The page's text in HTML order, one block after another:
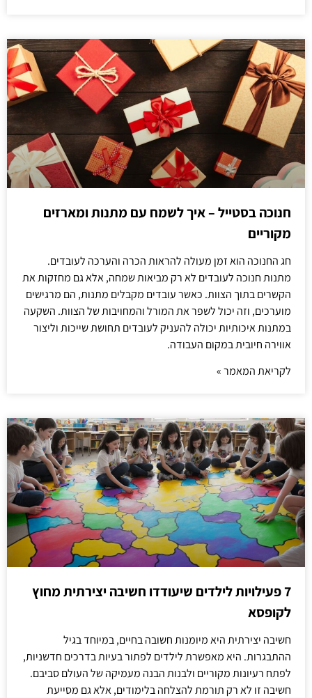
חנוכה בסטייל – איך לשמח עם מתנות ומארזים
מקוריים
חג החנוכה הוא זמן מעולה להראות הכרה והערכה לעובדים.
מתנות חנוכה לעובדים לא רק מביאות שמחה, אלא גם מחזקות את
הקשרים בתוך הצוות. כאשר עובדים מקבלים מתנות, הם מרגישים
מוערכים, וזה יכול לשפר את המורל והמחויבות של הצוות. השקעה
במתנות איכותיות יכולה להעניק לעובדים תחושת שייכות וליצור
אווירה חיובית במקום העבודה.
לקריאת המאמר »
7 פעילויות לילדים שיעודדו חשיבה יצירתית מחוץ
לקופסא
חשיבה יצירתית היא מיומנות חשובה בחיים, במיוחד בגיל
ההתבגרות. היא מאפשרת לילדים לפתור בעיות בדרכים חדשניות,
לפתח רעיונות מקוריים ולבנות הבנה מעמיקה של העולם סביבם.
חשיבה זו לא רק תורמת להצלחה בלימודים, אלא גם מסייעת